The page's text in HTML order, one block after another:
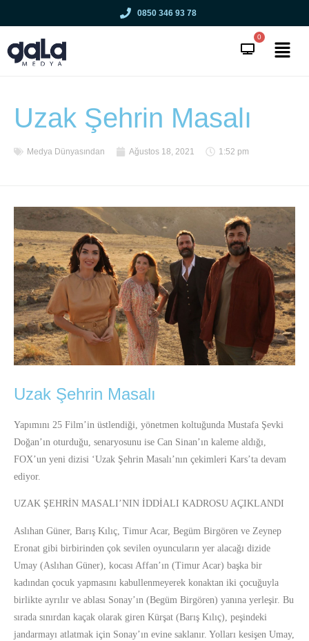
0850 346 93 78
0
Uzak Şehrin Masalı
Medya Dünyasından Ağustos 18, 2021 1:52 pm
Uzak Şehrin Masalı
Yapımını 25 Film’in üstlendiği, yönetmen koltuğunda Mustafa Şevki
Doğan’ın oturduğu, senaryosunu ise Can Sinan’ın kaleme aldığı,
FOX’un yeni dizisi ‘Uzak Şehrin Masalı’nın çekimleri Kars’ta devam
ediyor.
UZAK ŞEHRİN MASALI’NIN İDDİALI KADROSU AÇIKLANDI
Aslıhan Güner, Barış Kılıç, Timur Acar, Begüm Birgören ve Zeynep
Eronat gibi birbirinden çok sevilen oyuncuların yer alacağı dizide
Umay (Aslıhan Güner), kocası Affan’ın (Timur Acar) başka bir
kadından çocuk yapmasını kabullenmeyerek konaktan iki çocuğuyla
birlikte ayrılır ve ablası Sonay’ın (Begüm Birgören) yanına yerleşir. Bu
sırada sınırdan kaçak olarak giren Kürşat (Barış Kılıç), peşindeki
jandarmayı atlatmak için Sonay’ın evine saklanır. Yolları kesişen Umay,